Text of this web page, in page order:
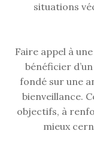
situations
Faire appel à
bénéficier
fondé sur une
bienveillance.
objectifs, à
mieux